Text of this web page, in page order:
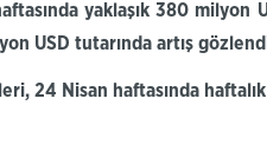
yaklaşık380 milyon
USD tutarında artış
24 Nisan haftasında